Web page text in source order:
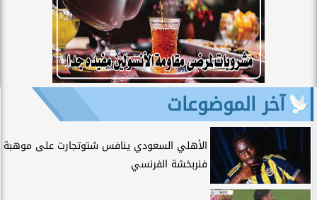
آخر الموضوعات
الأهلي السعودي ينافس شتوتجارت على موهبة
فنربخشة الفرنسي